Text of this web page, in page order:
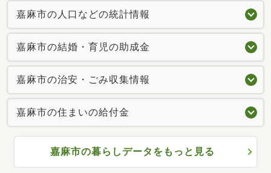
嘉麻市の人口などの統計情報
嘉麻市の結婚・育児の助成金
嘉麻市の治安・ごみ収集情報
嘉麻市の住まいの給付金
嘉麻市の暮らしデータをもっと見る